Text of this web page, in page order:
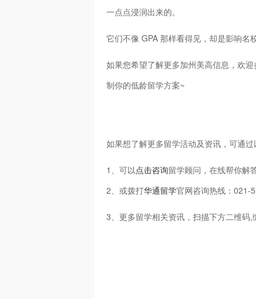
一点点浸润出来的。
它们不像 GPA 那样看得见，却是影响名
如果您希望了解更多加州美高信息，欢
制你的低龄留学方案~
如果想了解更多留学活动及资讯，可通过
1、可以点击咨询留学顾问，在线帮你解
2、或拨打华通留学官网咨询热线：021-
3、更多留学相关资讯，扫描下方二维码